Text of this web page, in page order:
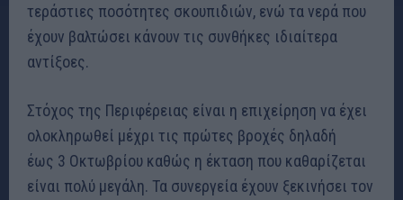
τεράστιες ποσότητες σκουπιδιών, ενώ τα νερά που
έχουν βαλτώσει κάνουν τις συνθήκες ιδιαίτερα
αντίξοες.
Στόχος της Περιφέρειας είναι η επιχείρηση να έχει
ολοκληρωθεί μέχρι τις πρώτες βροχές δηλαδή
έως 3 Οκτωβρίου καθώς η έκταση που καθαρίζεται
είναι πολύ μεγάλη. Τα συνεργεία έχουν ξεκινήσει τον